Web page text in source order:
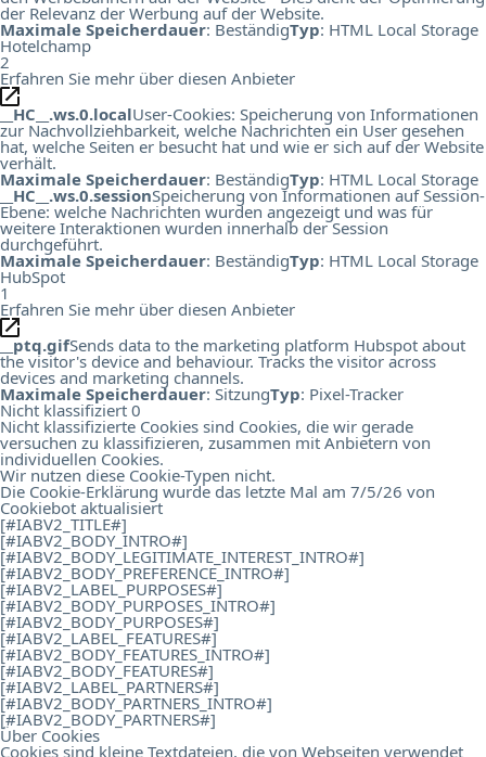
der Relevanz der Werbung auf der Website.
Maximale Speicherdauer: BeständigTyp: HTML Local Storage
Hotelchamp
2
Erfahren Sie mehr über diesen Anbieter
__HC__.ws.0.localUser-Cookies: Speicherung von Informationen
zur Nachvollziehbarkeit, welche Nachrichten ein User gesehen
hat, welche Seiten er besucht hat und wie er sich auf der Website
verhält.
Maximale Speicherdauer: BeständigTyp: HTML Local Storage
__HC__.ws.0.sessionSpeicherung von Informationen auf Session-
Ebene: welche Nachrichten wurden angezeigt und was für
weitere Interaktionen wurden innerhalb der Session
durchgeführt.
Maximale Speicherdauer: BeständigTyp: HTML Local Storage
HubSpot
1
Erfahren Sie mehr über diesen Anbieter
__ptq.gifSends data to the marketing platform Hubspot about
the visitor's device and behaviour. Tracks the visitor across
devices and marketing channels.
Maximale Speicherdauer: SitzungTyp: Pixel-Tracker
Nicht klassifiziert 0
Nicht klassifizierte Cookies sind Cookies, die wir gerade
versuchen zu klassifizieren, zusammen mit Anbietern von
individuellen Cookies.
Wir nutzen diese Cookie-Typen nicht.
Die Cookie-Erklärung wurde das letzte Mal am 7/5/26 von
Cookiebot aktualisiert
[#IABV2_TITLE#]
[#IABV2_BODY_INTRO#]
[#IABV2_BODY_LEGITIMATE_INTEREST_INTRO#]
[#IABV2_BODY_PREFERENCE_INTRO#]
[#IABV2_LABEL_PURPOSES#]
[#IABV2_BODY_PURPOSES_INTRO#]
[#IABV2_BODY_PURPOSES#]
[#IABV2_LABEL_FEATURES#]
[#IABV2_BODY_FEATURES_INTRO#]
[#IABV2_BODY_FEATURES#]
[#IABV2_LABEL_PARTNERS#]
[#IABV2_BODY_PARTNERS_INTRO#]
[#IABV2_BODY_PARTNERS#]
Über Cookies
Cookies sind kleine Textdateien, die von Webseiten verwendet